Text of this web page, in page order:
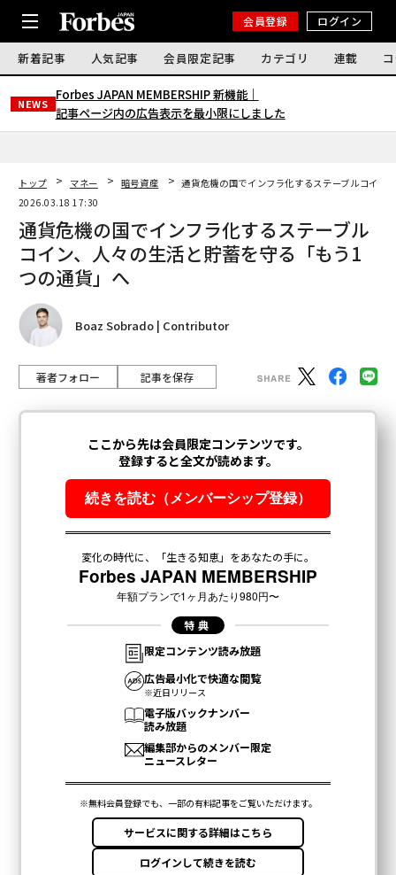
会員登録 ログイン
新着記事 人気記事 会員限定記事 カテゴリ 連載
NEWS
Forbes JAPAN MEMBERSHIP 新機能｜
記事ページ内の広告表示を最小限にしました
トップ マネー 暗号資産
通貨危機の国でインフラ化するステーブルコイン
2026.03.18 17:30
通貨危機の国でインフラ化するステーブル
コイン、人々の生活と貯蓄を守る「もう1
つの通貨」へ
Boaz Sobrado | Contributor
著者フォロー 記事を保存